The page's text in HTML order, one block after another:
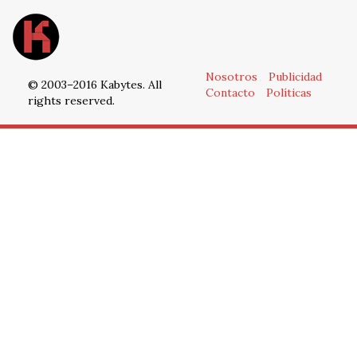
© 2003–2016 Kabytes. All
rights reserved.
Nosotros
Publicidad
Contacto
Políticas